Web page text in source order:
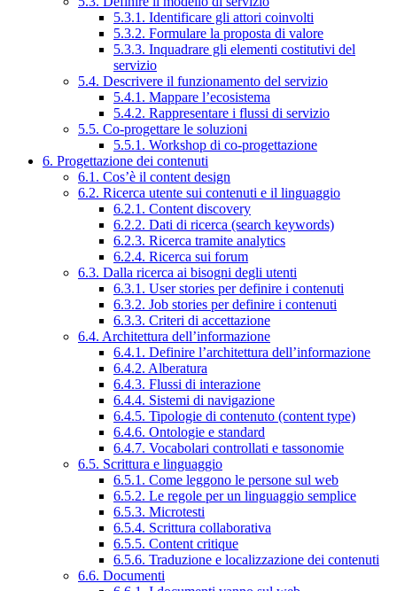
5.3.1. Identificare gli attori coinvolti
5.3.2. Formulare la proposta di valore
5.3.3. Inquadrare gli elementi costitutivi del
servizio
5.4. Descrivere il funzionamento del servizio
5.4.1. Mappare l’ecosistema
5.4.2. Rappresentare i flussi di servizio
5.5. Co-progettare le soluzioni
5.5.1. Workshop di co-progettazione
6. Progettazione dei contenuti
6.1. Cos’è il content design
6.2. Ricerca utente sui contenuti e il linguaggio
6.2.1. Content discovery
6.2.2. Dati di ricerca (search keywords)
6.2.3. Ricerca tramite analytics
6.2.4. Ricerca sui forum
6.3. Dalla ricerca ai bisogni degli utenti
6.3.1. User stories per definire i contenuti
6.3.2. Job stories per definire i contenuti
6.3.3. Criteri di accettazione
6.4. Architettura dell’informazione
6.4.1. Definire l’architettura dell’informazione
6.4.2. Alberatura
6.4.3. Flussi di interazione
6.4.4. Sistemi di navigazione
6.4.5. Tipologie di contenuto (content type)
6.4.6. Ontologie e standard
6.4.7. Vocabolari controllati e tassonomie
6.5. Scrittura e linguaggio
6.5.1. Come leggono le persone sul web
6.5.2. Le regole per un linguaggio semplice
6.5.3. Microtesti
6.5.4. Scrittura collaborativa
6.5.5. Content critique
6.5.6. Traduzione e localizzazione dei contenuti
6.6. Documenti